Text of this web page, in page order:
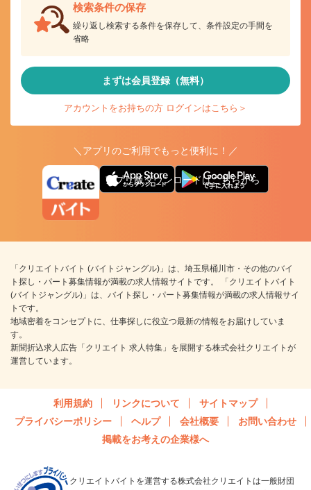
検索条件の保存
繰り返し検索する条件を保存して、条件設定の手間を
省略
まずは会員登録（無料）
アカウントをお持ちの方 ログインはこちら＞
＼アプリのご利用でもっと便利に！／
アプリ版ダウンロードはこちらから
「クリエイトバイト (バイトジャングル)」は、埼玉県桶川市・その他のバイ
ト探し・パート募集情報が満載の求人情報サイトです。 「クリエイトバイト
(バイトジャングル)」は、バイト探し・パート募集情報が満載の求人情報サイ
トです。
地域密着をコンセプトに、仕事探しに役立つ最新の情報をお届けしていま
す。
新聞折込求人広告「クリエイト 求人特集」を展開する株式会社クリエイトが
運営しています。
利用規約 リンクについて
サイトマップ
プライバシーポリシー
ヘルプ 会社概要
お問い合わせ
掲載をお考えの企業様へ
クリエイトバイトを運営する株式会社クリエイトは一般財団